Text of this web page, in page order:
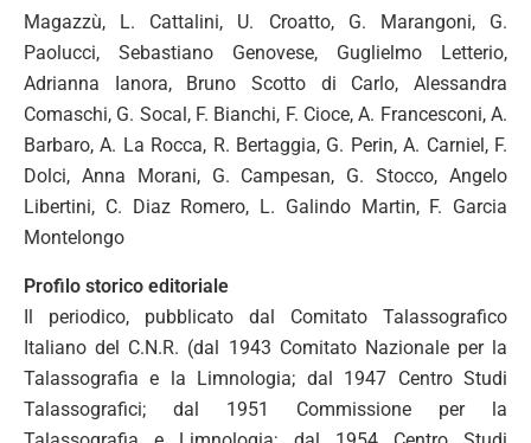
Magazzù, L. Cattalini, U. Croatto, G. Marangoni, G.
Paolucci, Sebastiano Genovese, Guglielmo Letterio,
Adrianna Ianora, Bruno Scotto di Carlo, Alessandra
Comaschi, G. Socal, F. Bianchi, F. Cioce, A. Francesconi, A.
Barbaro, A. La Rocca, R. Bertaggia, G. Perin, A. Carniel, F.
Dolci, Anna Morani, G. Campesan, G. Stocco, Angelo
Libertini, C. Diaz Romero, L. Galindo Martin, F. Garcia
Montelongo
Profilo storico editoriale
Il periodico, pubblicato dal Comitato Talassografico
Italiano del C.N.R. (dal 1943 Comitato Nazionale per la
Talassografia e la Limnologia; dal 1947 Centro Studi
Talassografici; dal 1951 Commissione per la